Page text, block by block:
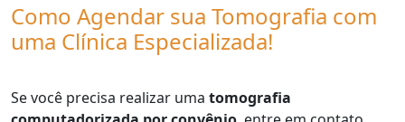
Como Agendar sua Tomografia com
uma Clínica Especializada!
Se você precisa realizar uma tomografia